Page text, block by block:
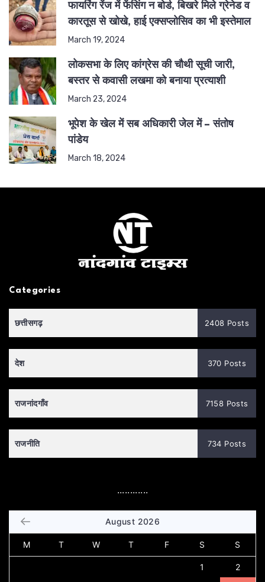
फायरिंग रेंज में फेंसिंग न बोर्ड, बिखरे मिले ग्रेनेड व
कारतूस से खोखे, हाई एक्सप्लोसिव का भी इस्तेमाल
March 19, 2024
लोकसभा के लिए कांग्रेस की चौथी सूची जारी,
बस्तर से कवासी लखमा को बनाया प्रत्याशी
March 23, 2024
भूपेश के खेल में सब अधिकारी जेल में – संतोष
पांडेय
March 18, 2024
Categories
छत्तीसगढ़ 2408 Posts
देश 370 Posts
राजनांदगाँव 7158 Posts
राजनीति 734 Posts
............
August 2026
M T W T F S S
1 2